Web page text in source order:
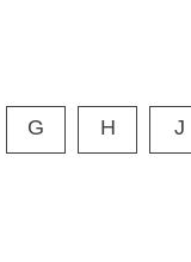
G H J